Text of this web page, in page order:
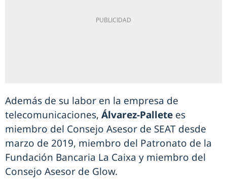
Además de su labor en la empresa de
telecomunicaciones, Álvarez-Pallete es
miembro del Consejo Asesor de SEAT desde
marzo de 2019, miembro del Patronato de la
Fundación Bancaria La Caixa y miembro del
Consejo Asesor de Glow.